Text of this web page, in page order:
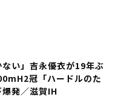
ない」吉永優衣が19年ぶ
冠「ハードルのた
発／滋賀IH